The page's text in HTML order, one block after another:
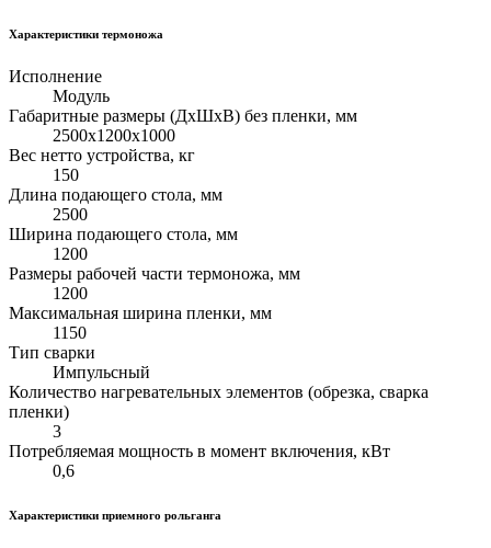
Характеристики термоножа
Исполнение
Модуль
Габаритные размеры (ДхШхВ) без пленки, мм
2500х1200х1000
Вес нетто устройства, кг
150
Длина подающего стола, мм
2500
Ширина подающего стола, мм
1200
Размеры рабочей части термоножа, мм
1200
Максимальная ширина пленки, мм
1150
Тип сварки
Импульсный
Количество нагревательных элементов (обрезка, сварка
пленки)
3
Потребляемая мощность в момент включения, кВт
0,6
Характеристики приемного рольганга